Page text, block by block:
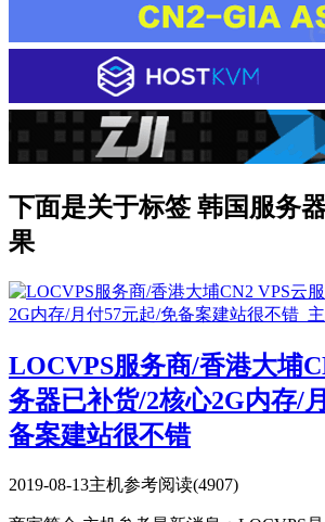
下面是关于标签 韩国服务
果
LOCVPS服务商/香港大埔
务器已补货/2核心2G内存/
备案建站很不错
2019-08-13主机参考阅读(4907)